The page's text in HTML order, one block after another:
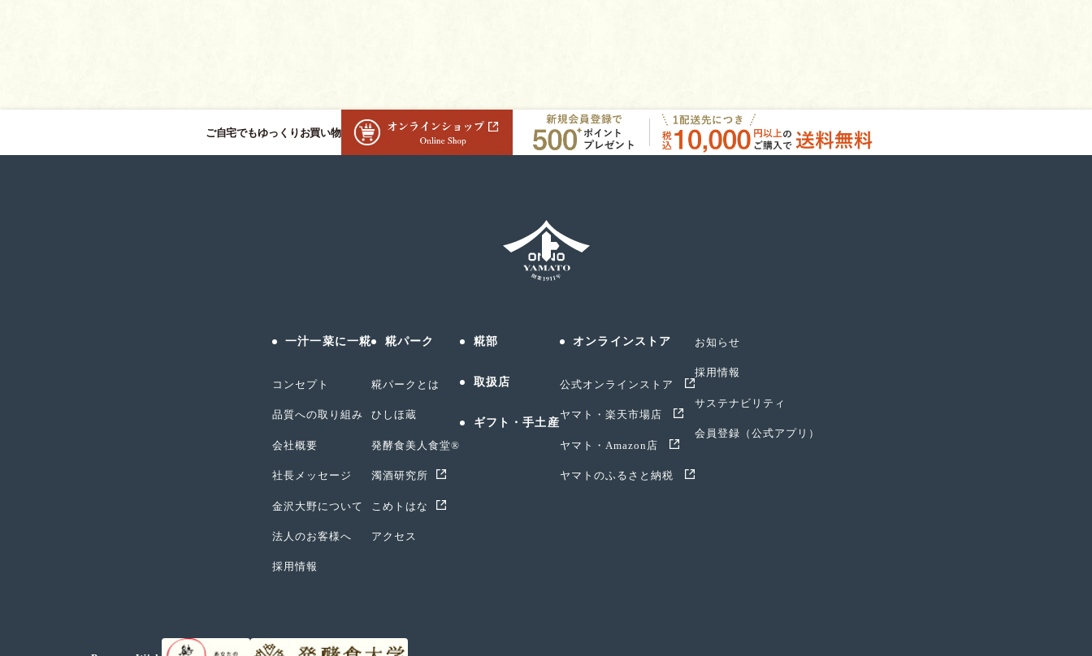
ご自宅でもゆっくりお買い物
一汁一菜に一糀
コンセプト
品質への取り組み
会社概要
社長メッセージ
金沢大野について
法人のお客様へ
採用情報
糀パーク
糀パークとは
ひしほ蔵
発酵食美人食堂®
濁酒研究所
こめトはな
アクセス
糀部
取扱店
ギフト・手土産
オンラインストア
公式オンラインストア
ヤマト・楽天市場店
ヤマト・Amazon店
ヤマトのふるさと納税
お知らせ
採用情報
サステナビリティ
会員登録（公式アプリ）